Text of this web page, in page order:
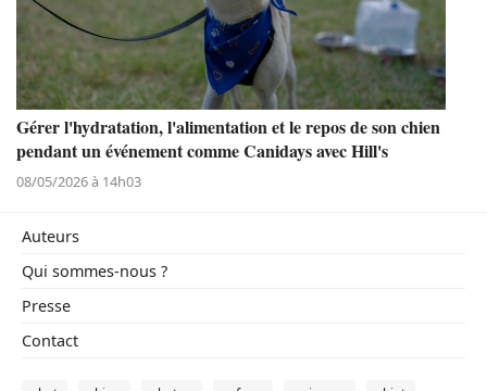
Gérer l'hydratation, l'alimentation et le repos de son chien
pendant un événement comme Canidays avec Hill's
08/05/2026 à 14h03
Auteurs
Qui sommes-nous ?
Presse
Contact